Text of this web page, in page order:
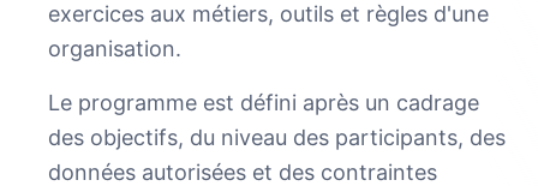
exercices aux métiers, outils et règles d'une
organisation.
Le programme est défini après un cadrage
des objectifs, du niveau des participants, des
données autorisées et des contraintes